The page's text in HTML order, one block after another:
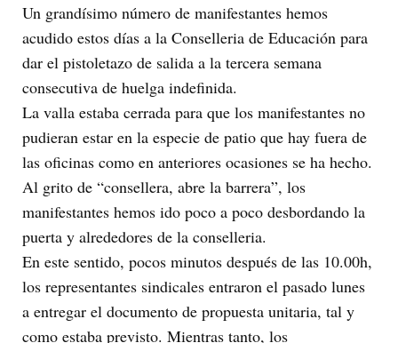
Un grandísimo número de manifestantes hemos
acudido estos días a la Conselleria de Educación para
dar el pistoletazo de salida a la tercera semana
consecutiva de huelga indefinida.
La valla estaba cerrada para que los manifestantes no
pudieran estar en la especie de patio que hay fuera de
las oficinas como en anteriores ocasiones se ha hecho.
Al grito de “consellera, abre la barrera”, los
manifestantes hemos ido poco a poco desbordando la
puerta y alrededores de la conselleria.
En este sentido, pocos minutos después de las 10.00h,
los representantes sindicales entraron el pasado lunes
a entregar el documento de propuesta unitaria, tal y
como estaba previsto. Mientras tanto, los